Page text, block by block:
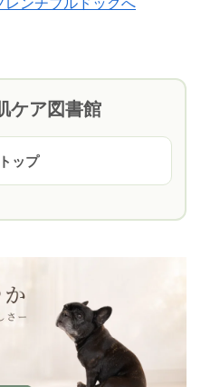
ケア図書館
ップ